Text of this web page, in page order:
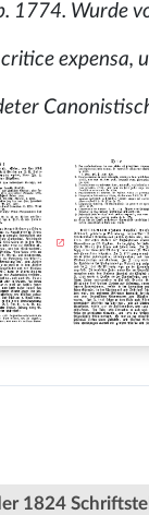
1774. Wurde
expensa,
1824